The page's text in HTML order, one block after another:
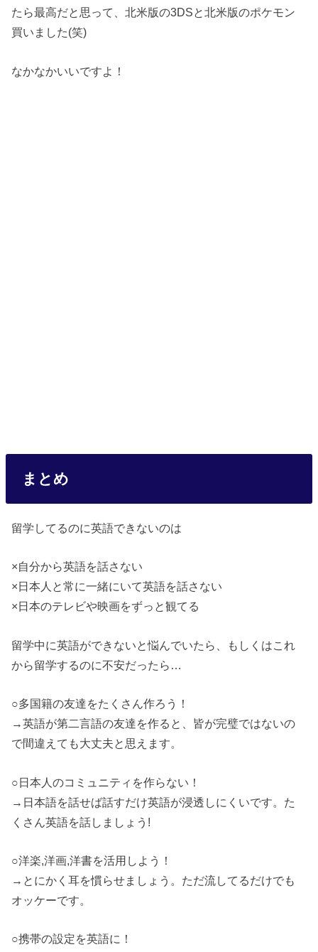
たら最高だと思って、北米版の3DSと北米版のポケモン
買いました(笑)
なかなかいいですよ！
まとめ
留学してるのに英語できないのは
×自分から英語を話さない
×日本人と常に一緒にいて英語を話さない
×日本のテレビや映画をずっと観てる
留学中に英語ができないと悩んでいたら、もしくはこれ
から留学するのに不安だったら…
○多国籍の友達をたくさん作ろう！
→英語が第二言語の友達を作ると、皆が完璧ではないの
で間違えても大丈夫と思えます。
○日本人のコミュニティを作らない！
→日本語を話せば話すだけ英語が浸透しにくいです。た
くさん英語を話しましょう!
○洋楽,洋画,洋書を活用しよう！
→とにかく耳を慣らせましょう。ただ流してるだけでも
オッケーです。
○携帯の設定を英語に！